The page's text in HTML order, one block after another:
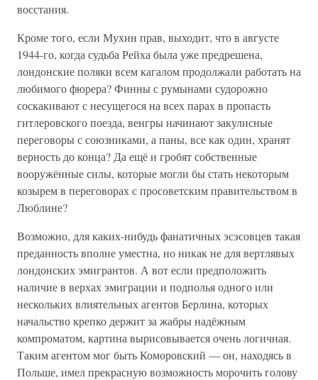
восстания.
Кроме того, если Мухин прав, выходит, что в августе
1944-го, когда судьба Рейха была уже предрешена,
лондонские поляки всем кагалом продолжали работать на
любимого фюрера? Финны с румынами судорожно
соскакивают с несущегося на всех парах в пропасть
гитлеровского поезда, венгры начинают закулисные
переговоры с союзниками, а паны, все как один, хранят
верность до конца? Да ещё и гробят собственные
вооружённые силы, которые могли бы стать некоторым
козырем в переговорах с просоветским правительством в
Люблине?
Возможно, для каких-нибудь фанатичных эсэсовцев такая
преданность вполне уместна, но никак не для вертлявых
лондонских эмигрантов. А вот если предположить
наличие в верхах эмиграции и подполья одного или
нескольких влиятельных агентов Берлина, которых
начальство крепко держит за жабры надёжным
компроматом, картина вырисовывается очень логичная.
Таким агентом мог быть Коморовский — он, находясь в
Польше, имел прекрасную возможность морочить голову